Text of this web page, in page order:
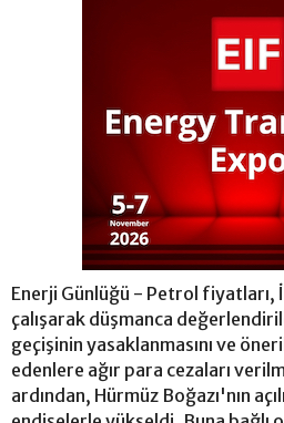
Enerji Günlüğü - Petrol fiyatları,
çalışarak düşmanca
geçişinin yasaklanmasını ve
edenlere ağır para cezaları
ardından, Hürmüz Boğazı'nın